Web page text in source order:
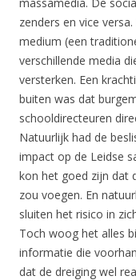
zenders en vice
medium (een
verschillende media
versterken. Een
buiten was dat
schooldirecteuren
Natuurlijk had de
impact op de Leidse
kon het goed zijn dat
zou voegen. En
sluiten het risico in
Toch woog het alles
informatie die
dat de dreiging wel